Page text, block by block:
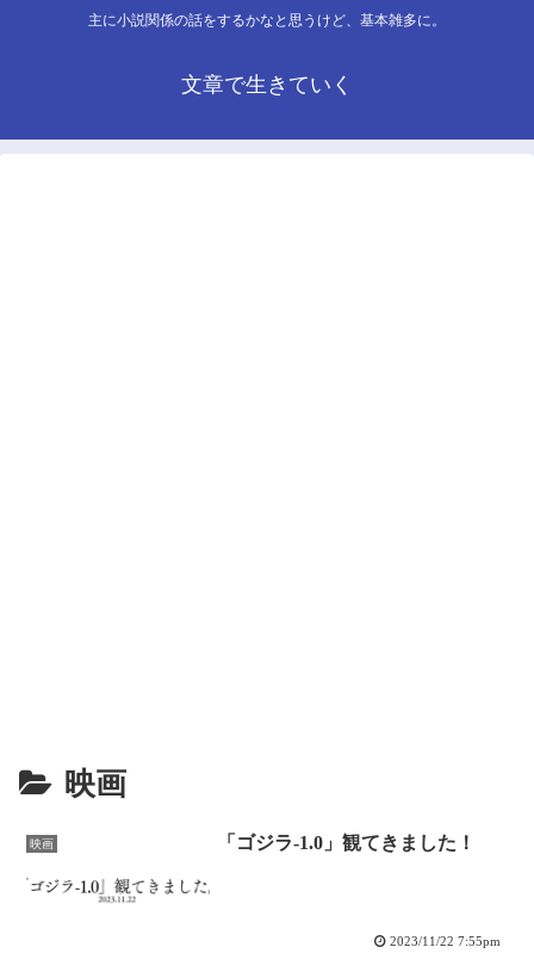
主に小説関係の話をするかなと思うけど、基本雑多に。
文章で生きていく
映画
映画 「ゴジラ-1.0」観てきました！
2023/11/22 7:55pm